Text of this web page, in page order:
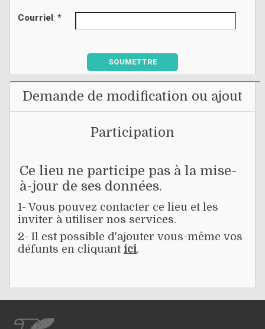
Courriel: *
SOUMETTRE
Demande de modification ou ajout
Participation
Ce lieu ne participe pas à la mise-
à-jour de ses données.
1- Vous pouvez contacter ce lieu et les
inviter à utiliser nos services.
2- Il est possible d'ajouter vous-même vos
défunts en cliquant ici.